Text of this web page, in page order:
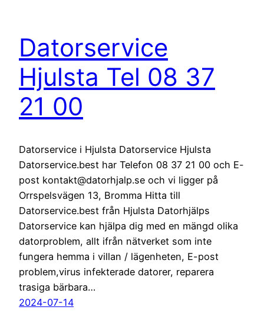
Datorservice
Hjulsta Tel 08 37
21 00
Datorservice i Hjulsta Datorservice Hjulsta
Datorservice.best har Telefon 08 37 21 00 och E-
post kontakt@datorhjalp.se och vi ligger på
Orrspelsvägen 13, Bromma Hitta till
Datorservice.best från Hjulsta Datorhjälps
Datorservice kan hjälpa dig med en mängd olika
datorproblem, allt ifrån nätverket som inte
fungera hemma i villan / lägenheten, E-post
problem,virus infekterade datorer, reparera
trasiga bärbara…
2024-07-14